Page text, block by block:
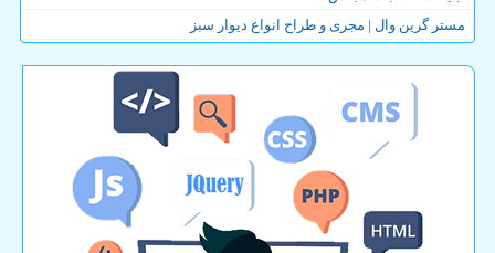
مستر گرین وال | مجری و طراح انواع دیوار سبز